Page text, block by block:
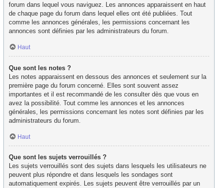
forum dans lequel vous naviguez. Les annonces apparaissent en haut
de chaque page du forum dans lequel elles ont été publiées. Tout
comme les annonces générales, les permissions concernant les
annonces sont définies par les administrateurs du forum.
Haut
Que sont les notes ?
Les notes apparaissent en dessous des annonces et seulement sur la
première page du forum concerné. Elles sont souvent assez
importantes et il est recommandé de les consulter dès que vous en
avez la possibilité. Tout comme les annonces et les annonces
générales, les permissions concernant les notes sont définies par les
administrateurs du forum.
Haut
Que sont les sujets verrouillés ?
Les sujets verrouillés sont des sujets dans lesquels les utilisateurs ne
peuvent plus répondre et dans lesquels les sondages sont
automatiquement expirés. Les sujets peuvent être verrouillés par un